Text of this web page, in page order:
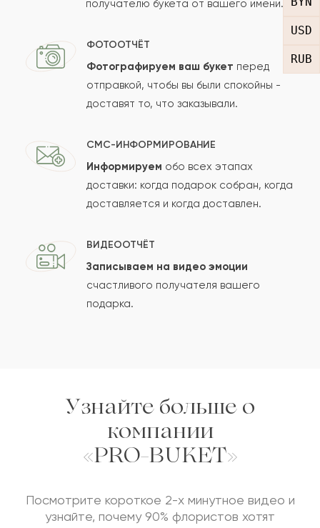
USD
RUB
Отзыв
Сколько будет
Отзыв будет опубликован после проверки.
Проверяем на спам.
получателю букета от вашего имени.
ФОТООТЧЁТ
Фотографируем ваш букет перед
отправкой, чтобы вы были спокойны -
доставят то, что заказывали.
СМС-ИНФОРМИРОВАНИЕ
Информируем обо всех этапах
доставки: когда подарок собран, когда
доставляется и когда доставлен.
ВИДЕООТЧЁТ
Записываем на видео эмоции
счастливого получателя вашего
подарка.
Узнайте больше о
компании
«PRO-BUKET»
Посмотрите короткое 2-х минутное видео и
узнайте, почему 90% флористов хотят